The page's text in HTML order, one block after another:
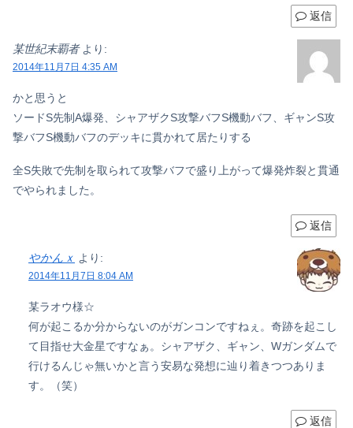
返信
某世紀末覇者 より:
2014年11月7日 4:35 AM
かと思うと
ソードS先制A爆発、シャアザクS攻撃バフS機動バフ、ギャンS攻
撃バフS機動バフのデッキに貫かれて居たりする
全S失敗で先制を取られて攻撃バフで盛り上がって爆発炸裂と貫通
でやられました。
返信
やかんｘ より:
2014年11月7日 8:04 AM
某ラオウ様☆
何が起こるか分からないのがガンコンですねぇ。奇跡を起こし
て目指せ大金星ですなぁ。シャアザク、ギャン、Wガンダムで
行けるんじゃ無いかと言う安易な発想に辿り着きつつありま
す。（笑）
返信